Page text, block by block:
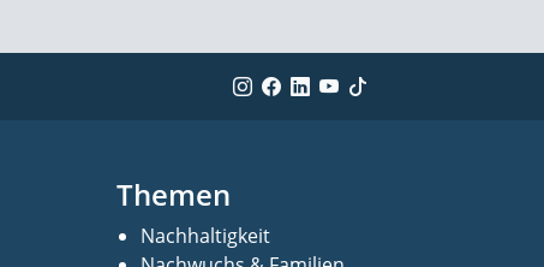
Themen
Nachhaltigkeit